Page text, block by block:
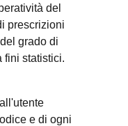
del
prescrizioni
grado di
fini statistici.
e di ogni